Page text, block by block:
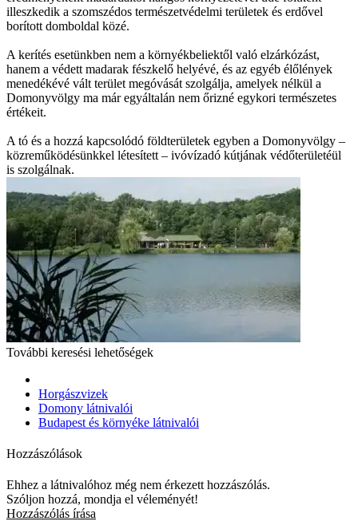
illeszkedik a szomszédos természetvédelmi területek és erdővel
borított domboldal közé.
A kerítés esetünkben nem a környékbeliektől való elzárkózást,
hanem a védett madarak fészkelő helyévé, és az egyéb élőlények
menedékévé vált terület megóvását szolgálja, amelyek nélkül a
Domonyvölgy ma már egyáltalán nem őrizné egykori természetes
értékeit.
A tó és a hozzá kapcsolódó földterületek egyben a Domonyvölgy –
közreműködésünkkel létesített – ivóvízadó kútjának védőterületéül
is szolgálnak.
További keresési lehetőségek
Horgászvizek
Domony látnivalói
Budapest és környéke látnivalói
Hozzászólások
Ehhez a látnivalóhoz még nem érkezett hozzászólás.
Szóljon hozzá, mondja el véleményét!
Hozzászólás írása